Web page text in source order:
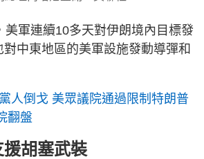
美軍連續10多天對伊朗境內目標發
中東地區的美軍設施發動導彈和
人倒戈 美眾議院通過限制特朗普
翻盤
胡塞武裝